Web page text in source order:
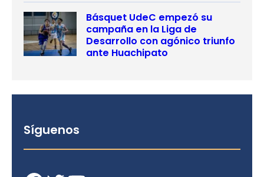
Básquet UdeC empezó su
campaña en la Liga de
Desarrollo con agónico triunfo
ante Huachipato
Síguenos